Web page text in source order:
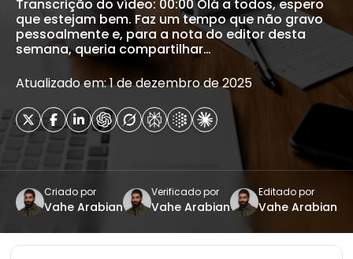
Transcrição do vídeo: 00:00 Olá a todos, espero
que estejam bem. Faz um tempo que não gravo
pessoalmente e, para a nota do editor desta
semana, queria compartilhar…
Atualizado em: 1 de dezembro de 2025
Criado por
Vahe Arabian
Verificado por
Vahe Arabian
Editado por
Vahe Arabian